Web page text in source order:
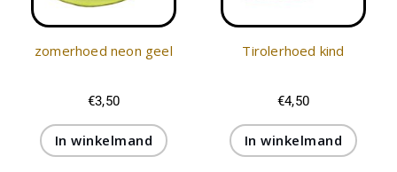
zomerhoed neon geel
€3,50
In winkelmand
Tirolerhoed kind
€4,50
In winkelmand